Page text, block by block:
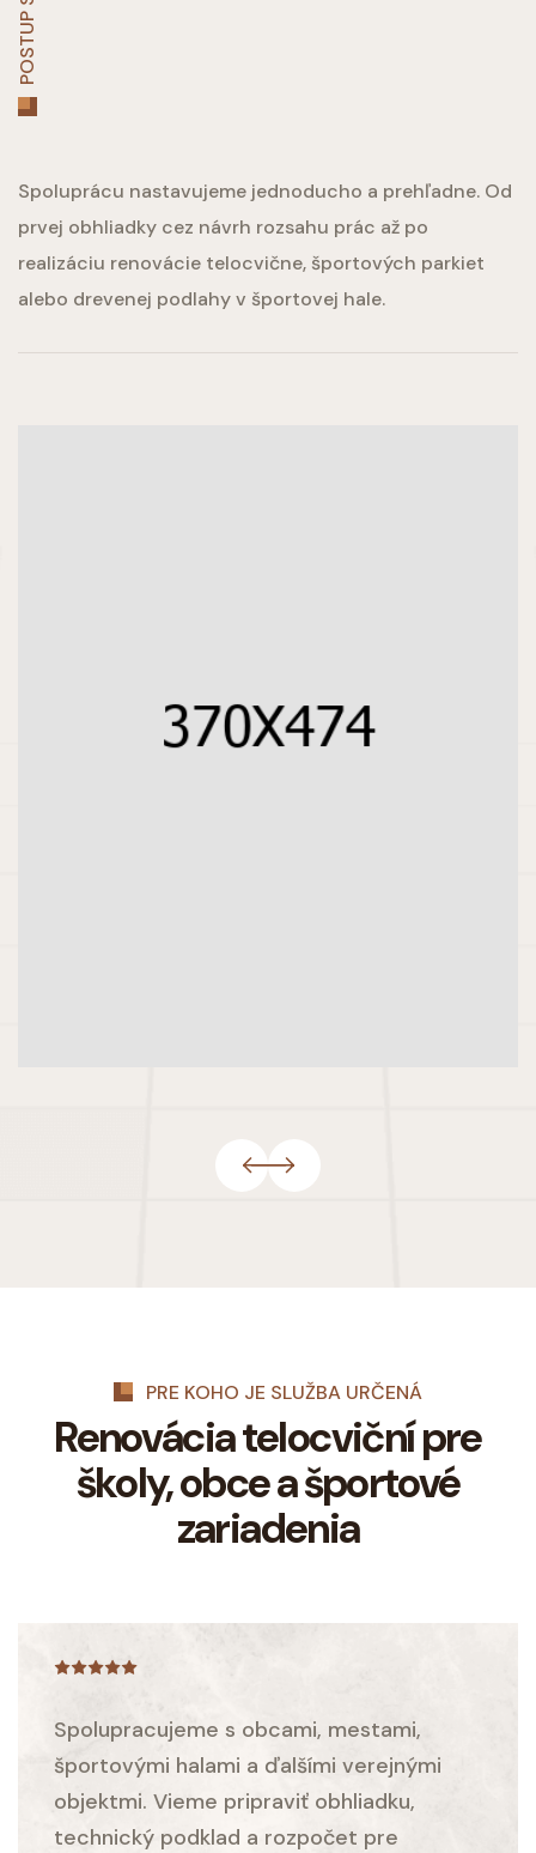
Spoluprácu nastavujeme jednoducho a prehľadne. Od
prvej obhliadky cez návrh rozsahu prác až po
realizáciu renovácie telocvične, športových parkiet
alebo drevenej podlahy v športovej hale.
PRE KOHO JE SLUŽBA URČENÁ
Renovácia telocviční pre
školy,obce a športové
zariadenia
Spolupracujeme s obcami, mestami,
športovými halami a ďalšími verejnými
objektmi. Vieme pripraviť obhliadku,
technický podklad a rozpočet pre